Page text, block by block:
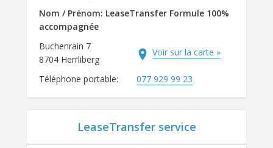
Nom / Prénom: LeaseTransfer Formule 100%
accompagnée
Buchenrain 7
8704 Herrliberg
Voir sur la carte »
Téléphone portable: 077 929 99 23
LeaseTransfer service